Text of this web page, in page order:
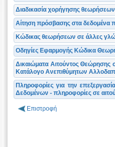
Διαδικασία χορήγησης
Αίτηση πρόσβασης στα δεδομένα
Κώδικας θεωρήσεων σε άλλες
Οδηγίες Εφαρμογής Κώδικα
Δικαιώματα Αιτούντος Θεώρησης
Κατάλογο Ανεπιθύμητων
Πληροφορίες για την
Δεδομένων - πληροφορίες σε
Επιστροφή